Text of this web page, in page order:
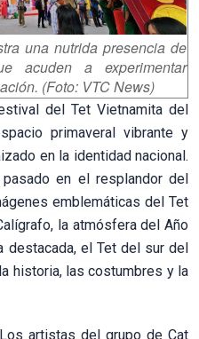
una nutrida presencia de
acuden a experimentar
(Foto: VTC News)
del Tet Vietnamita del
primaveral vibrante y
en la identidad nacional.
en el resplandor del
emblemáticas del Tet
la atmósfera del Año
destacada, el Tet del sur del
historia, las costumbres y la
artistas del grupo de Cat